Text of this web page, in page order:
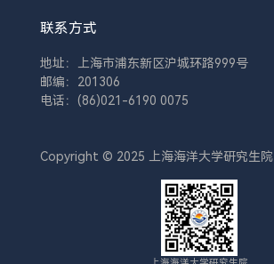
联系方式
地址：上海市浦东新区沪城环路999号
邮编：201306
电话：(86)021-6190 0075
Copyright © 2025 上海海洋大学研究生院